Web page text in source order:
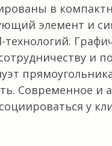
в
элемент и
и
Современное и
у